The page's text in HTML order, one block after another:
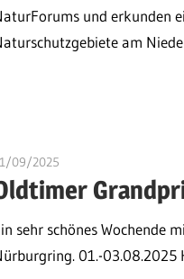
und erkunden
am
09/2025
sehr schönes Wochende
01.-